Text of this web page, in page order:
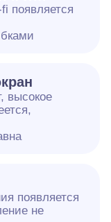
появляется
высокое
появляется
не